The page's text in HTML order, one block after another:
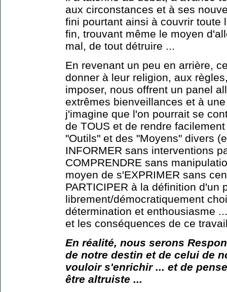
aux circonstances et à ses
fini pourtant ainsi à couvrir toute
fin, trouvant même le moyen
mal, de tout détruire ...
En revenant un peu en arrière,
donner à leur religion, aux
imposer, nous offrent un panel
extrêmes bienveillances et à
j'imagine que l'on pourrait se
de TOUS et de rendre
"Outils" et des "Moyens" divers
INFORMER sans interventions
COMPRENDRE sans
moyen de s'EXPRIMER sans
PARTICIPER à la définition d'un
librement/démocratiquement
détermination et enthousiasme
et les conséquences de ce
En réalité, nous serons
de notre destin et de celui de
vouloir s'enrichir ... et de
être altruiste ...